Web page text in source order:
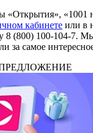
«Открытия», «1001
кабинете или в
8 (800) 100-104-7.
за самое